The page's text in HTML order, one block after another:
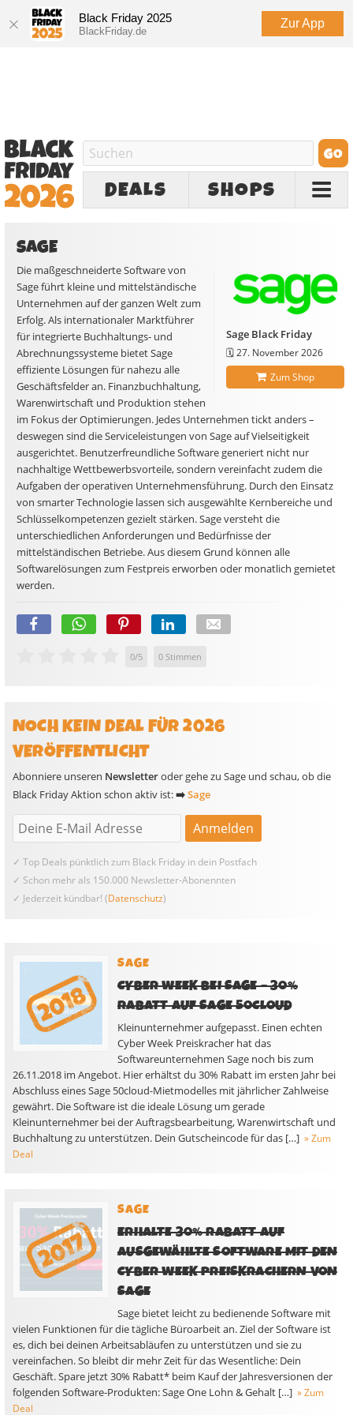
Black Friday 2025
BlackFriday.de
Zur App
DEALS SHOPS
SAGE
Sage Black Friday
🗓️27. November 2026
Zum Shop
Die maßgeschneiderte Software von
Sage führt kleine und mittelständische
Unternehmen auf der ganzen Welt zum
Erfolg. Als internationaler Marktführer
für integrierte Buchhaltungs- und
Abrechnungssysteme bietet Sage
effiziente Lösungen für nahezu alle
Geschäftsfelder an. Finanzbuchhaltung,
Warenwirtschaft und Produktion stehen
im Fokus der Optimierungen. Jedes Unternehmen tickt anders –
deswegen sind die Serviceleistungen von Sage auf Vielseitigkeit
ausgerichtet. Benutzerfreundliche Software generiert nicht nur
nachhaltige Wettbewerbsvorteile, sondern vereinfacht zudem die
Aufgaben der operativen Unternehmensführung. Durch den Einsatz
von smarter Technologie lassen sich ausgewählte Kernbereiche und
Schlüsselkompetenzen gezielt stärken. Sage versteht die
unterschiedlichen Anforderungen und Bedürfnisse der
mittelständischen Betriebe. Aus diesem Grund können alle
Softwarelösungen zum Festpreis erworben oder monatlich gemietet
werden.
0/5 0 Stimmen
NOCH KEIN DEAL FÜR 2026
VERÖFFENTLICHT
Abonniere unseren Newsletteroder gehe zu Sage und schau, ob die
Black Friday Aktion schon aktiv ist:➡️Sage
✓ Top Deals pünktlich zum Black Friday in dein Postfach
✓ Schon mehr als 150.000 Newsletter-Abonennten
✓ Jederzeit kündbar! (Datenschutz)
SAGE
CYBER WEEK BEI SAGE – 30%
RABATT AUF SAGE 50CLOUD
Kleinunternehmer aufgepasst. Einen echten
Cyber Week Preiskracher hat das
Softwareunternehmen Sage noch bis zum
26.11.2018 im Angebot. Hier erhältst du 30% Rabatt im ersten Jahr bei
Abschluss eines Sage 50cloud-Mietmodelles mit jährlicher Zahlweise
gewährt. Die Software ist die ideale Lösung um gerade
Kleinunternehmer bei der Auftragsbearbeitung, Warenwirtschaft und
Buchhaltung zu unterstützen. Dein Gutscheincode für das […] » Zum
Deal
SAGE
ERHALTE 30% RABATT AUF
AUSGEWÄHLTE SOFTWARE MIT DEN
CYBER WEEK PREISKRACHERN VON
SAGE
Sage bietet leicht zu bedienende Software mit
vielen Funktionen für die tägliche Büroarbeit an. Ziel der Software ist
es, dich bei deinen Arbeitsabläufen zu unterstützen und sie zu
vereinfachen. So bleibt dir mehr Zeit für das Wesentliche: Dein
Geschäft. Spare jetzt 30% Rabatt* beim Kauf der Jahresversionen der
folgenden Software-Produkten: Sage One Lohn & Gehalt […] » Zum
Deal